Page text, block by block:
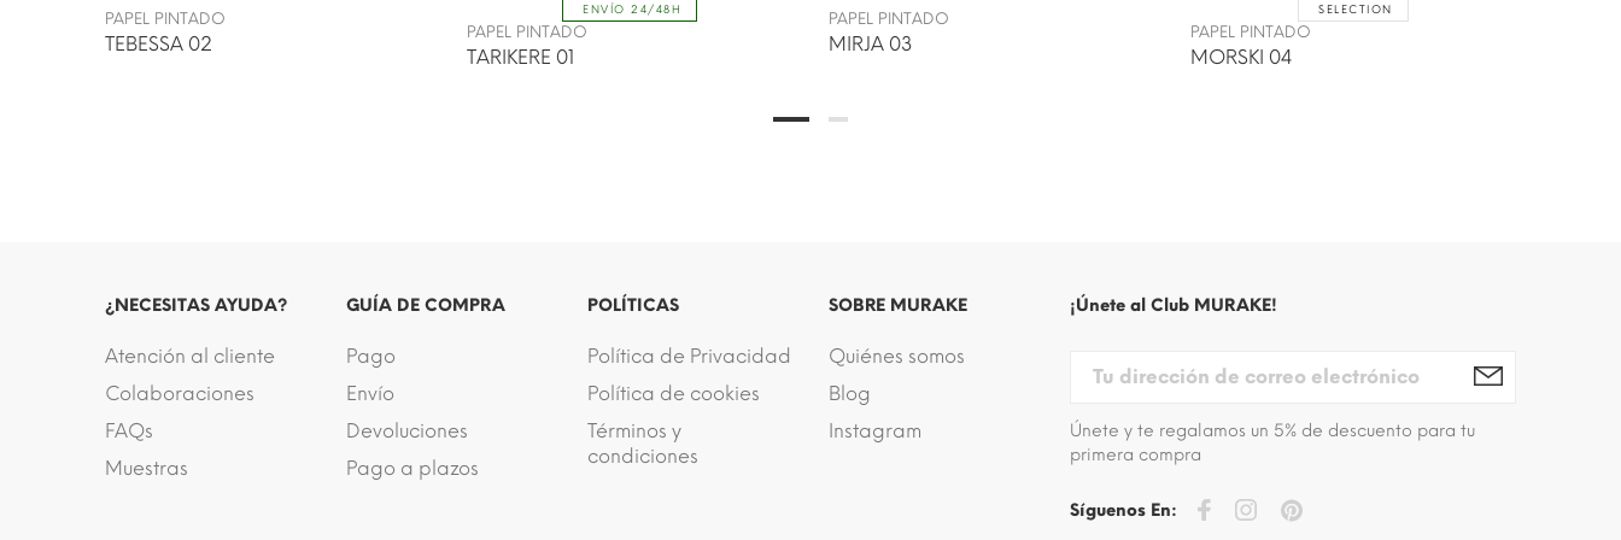
PAPEL PINTADO
TEBESSA 02
ENVÍO 24/48H
PAPEL PINTADO
TARIKERE 01
PAPEL PINTADO
MIRJA 03
SELECTION
PAPEL PINTADO
MORSKI 04
¿NECESITAS AYUDA?
Atención al cliente
Colaboraciones
FAQs
Muestras
GUÍA DE COMPRA
Pago
Envío
Devoluciones
Pago a plazos
POLÍTICAS
Política de Privacidad
Política de cookies
Términos y
condiciones
SOBRE MURAKE
Quiénes somos
Blog
Instagram
¡Únete al Club MURAKE!
Únete y te regalamos un 5% de descuento para tu
primera compra
Síguenos En: